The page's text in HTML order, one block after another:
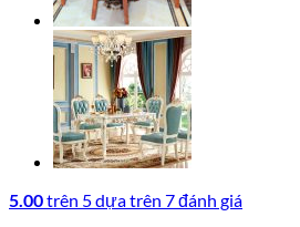
5.00trên 5 dựa trên 7đánh giá